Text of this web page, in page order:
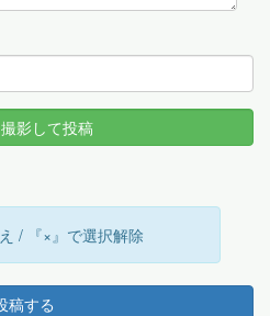
影して投稿
/ 『×』で選択解除
稿する